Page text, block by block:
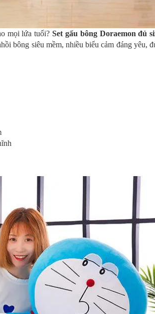
mọi lứa tuổi?Set gấu bông Doraemon đủ
bông siêu mềm, nhiều biểu cảm đáng yêu,